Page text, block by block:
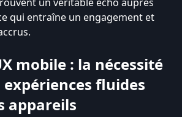
qui entraîne un engagement et
mobile : la nécessité
fluides
appareils